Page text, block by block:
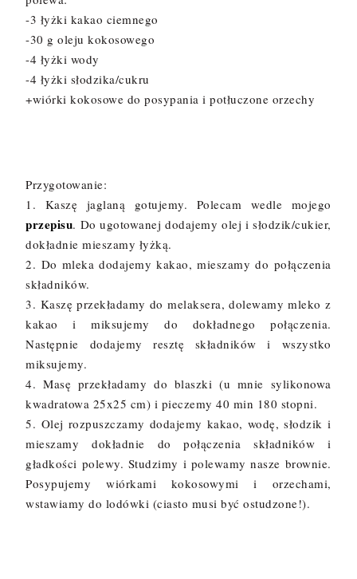
-3 łyżki kakao ciemnego
-30 g oleju kokosowego
-4 łyżki wody
-4 łyżki słodzika/cukru
+wiórki kokosowe do posypania i potłuczone orzechy
Przygotowanie:
1. Kaszę jaglaną gotujemy. Polecam wedle mojego
przepisu. Do ugotowanej dodajemy olej i słodzik/cukier,
dokładnie mieszamy łyżką.
2. Do mleka dodajemy kakao, mieszamy do połączenia
składników.
3. Kaszę przekładamy do melaksera, dolewamy mleko z
kakao i miksujemy do dokładnego połączenia.
Następnie dodajemy resztę składników i wszystko
miksujemy.
4. Masę przekładamy do blaszki (u mnie sylikonowa
kwadratowa 25x25 cm) i pieczemy 40 min 180 stopni.
5. Olej rozpuszczamy dodajemy kakao, wodę, słodzik i
mieszamy dokładnie do połączenia składników i
gładkości polewy. Studzimy i polewamy nasze brownie.
Posypujemy wiórkami kokosowymi i orzechami,
wstawiamy do lodówki (ciasto musi być ostudzone!).